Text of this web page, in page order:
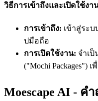
วิธีการเข้าถึงและเปิดใช้งา
การเข้าถึง: เข้าสู่ระบ
ปมือถือ
การเปิดใช้งาน: จำเ
("Mochi Packages")
Moescape AI - ค